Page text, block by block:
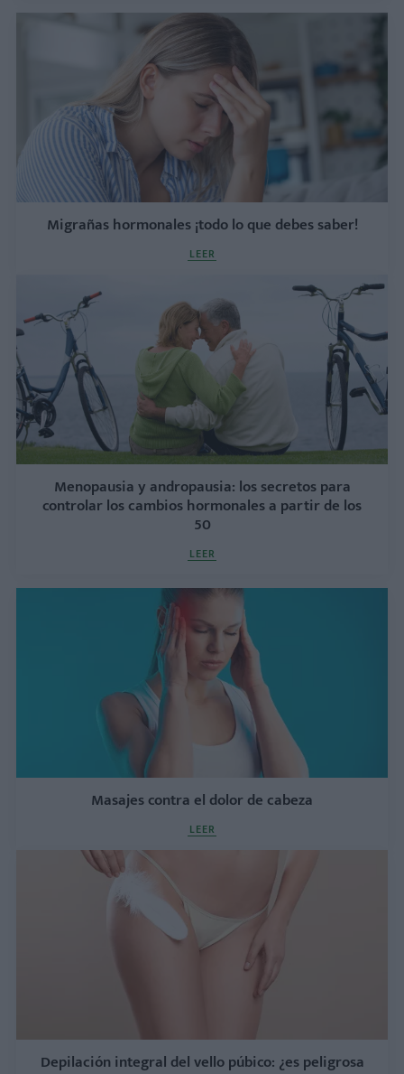
Migrañas hormonales ¡todo lo que debes saber!
LEER
Menopausia y andropausia: los secretos para
controlar los cambios hormonales a partir de los
50
LEER
Masajes contra el dolor de cabeza
LEER
Depilación integral del vello púbico: ¿es peligrosa